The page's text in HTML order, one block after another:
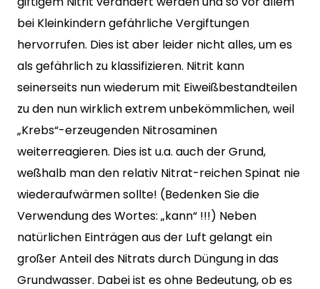
bei Kleinkindern gefährliche Vergiftungen
hervorrufen. Dies ist aber leider nicht alles, um es
als gefährlich zu klassifizieren. Nitrit kann
seinerseits nun wiederum mit Eiweißbestandteilen
zu den nun wirklich extrem unbekömmlichen, weil
„Krebs“-erzeugenden Nitrosaminen
weiterreagieren. Dies ist u.a. auch der Grund,
weßhalb man den relativ Nitrat-reichen Spinat nie
wiederaufwärmen sollte! (Bedenken Sie die
Verwendung des Wortes: „kann“ !!!) Neben
natürlichen Einträgen aus der Luft gelangt ein
großer Anteil des Nitrats durch Düngung in das
Grundwasser. Dabei ist es ohne Bedeutung, ob es